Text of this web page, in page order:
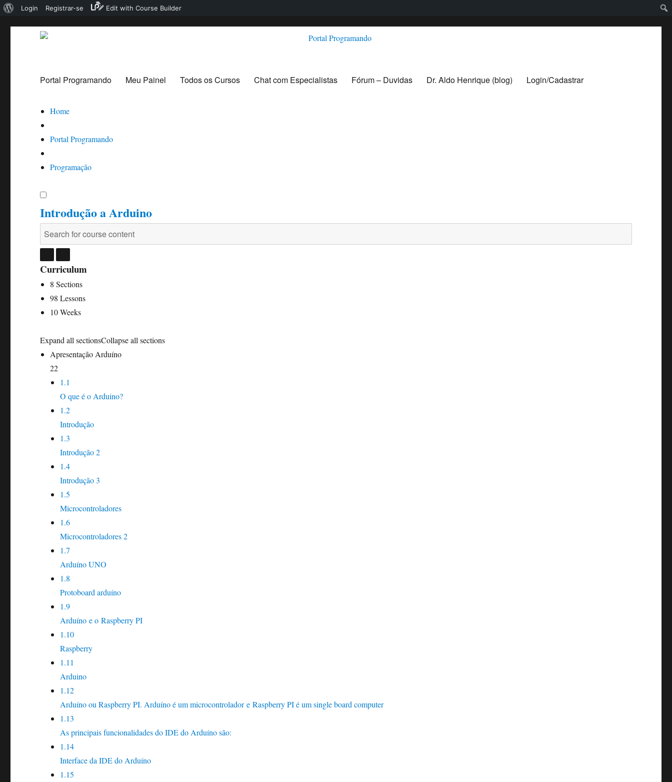
Sobre
WordPress
Login Registrar-se Edit with Course Builder
Portal Programando
Portal Programando Meu Painel Todos os Cursos Chat com Especialistas Fórum – Duvidas Dr. Aldo Henrique (blog) Login/Cadastrar
Home
Portal Programando
Programação
Introdução a Arduino
Curriculum
8 Sections
98 Lessons
10 Weeks
Expand all sectionsCollapse all sections
Apresentação Arduíno
22
1.1
O que é o Arduino?
1.2
Introdução
1.3
Introdução 2
1.4
Introdução 3
1.5
Microcontroladores
1.6
Microcontroladores 2
1.7
Arduíno UNO
1.8
Protoboard arduíno
1.9
Arduíno e o Raspberry PI
1.10
Raspberry
1.11
Arduino
1.12
Arduíno ou Raspberry PI. Arduíno é um microcontrolador e Raspberry PI é um single board computer
1.13
As principais funcionalidades do IDE do Arduíno são:
1.14
Interface da IDE do Arduíno
1.15